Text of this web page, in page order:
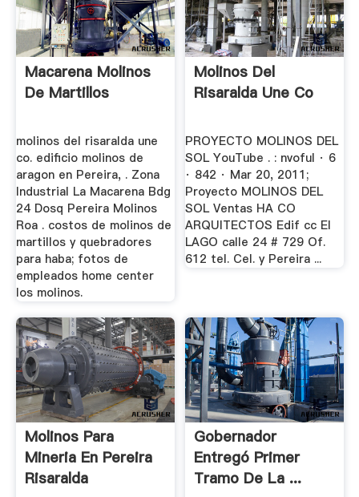
Macarena Molinos
De Martillos
molinos del risaralda une
co. edificio molinos de
aragon en Pereira, . Zona
Industrial La Macarena Bdg
24 Dosq Pereira Molinos
Roa . costos de molinos de
martillos y quebradores
para haba; fotos de
empleados home center
los molinos.
Molinos Del
Risaralda Une Co
PROYECTO MOLINOS DEL
SOL YouTube . : nvoful · 6
· 842 · Mar 20, 2011;
Proyecto MOLINOS DEL
SOL Ventas HA CO
ARQUITECTOS Edif cc El
LAGO calle 24 # 729 Of.
612 tel. Cel. y Pereira ...
Molinos Para
Mineria En Pereira
Risaralda
Gobernador
Entregó Primer
Tramo De La ...